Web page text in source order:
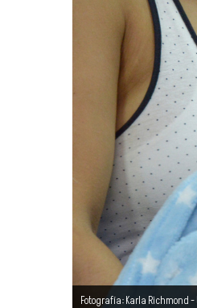
Fotografía: Karla Richmond -